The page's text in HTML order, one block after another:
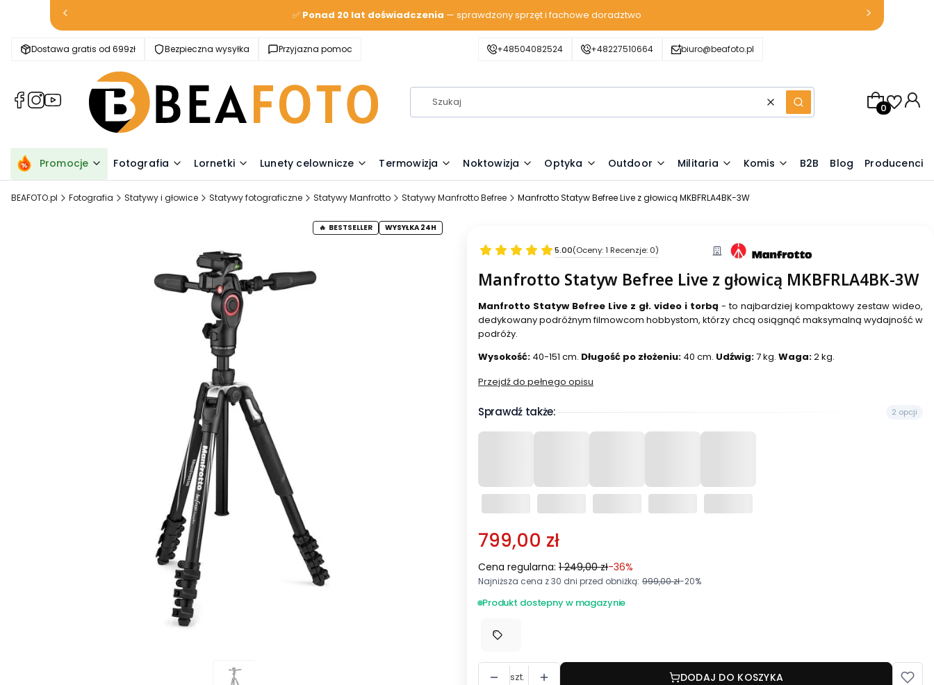
✅ Ponad 20 lat doświadczenia — sprawdzony sprzęt i fachowe doradztwo
Dostawa gratis od 699zł Bezpieczna wysyłka Przyjazna pomoc +48504082524 +48227510664 biuro@beafoto.pl
(Otwiera
karcie)
(Otwiera
karcie)
(Otwiera
karcie)
WyczyśćSzukaj
Produkty w
Promocje Fotografia Lornetki Lunety celownicze Termowizja Noktowizja Optyka Outdoor Militaria Komis B2B Blog Producenci
BEAFOTO.pl Fotografia Statywy i głowice Statywy fotograficzne Statywy Manfrotto Statywy Manfrotto Befree Manfrotto Statyw Befree Live z głowicą MKBFRLA4BK-3W
BESTSELLER WYSYŁKA 24H
5.00(Oceny: 1 Recenzje: 0)
Manfrotto Statyw Befree Live z głowicą MKBFRLA4BK-3W
Manfrotto Statyw Befree Live z gł. video i torbą - to najbardziej kompaktowy zestaw wideo,
dedykowany podróżnym filmowcom hobbystom, którzy chcą osiągnąć maksymalną wydajność w
podróży.
Wysokość: 40-151 cm. Długość po złożeniu: 40 cm. Udźwig:7 kg. Waga:2 kg.
Przejdź do pełnego opisu
Sprawdź także: 2 opcji
799,00 zł
Cena regularna: 1 249,00 zł-36%
Najniższa cena z 30 dni przed obniżką: 999,00 zł-20%
Produkt dostepny w magazynie
szt. DODAJ DO KOSZYKA